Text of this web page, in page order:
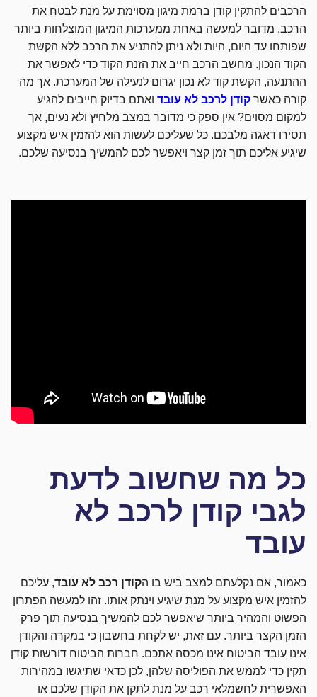
הרכבים להתקין קודן ברמת מיגון מסוימת על מנת לבטח את
הרכב. מדובר למעשה באחת ממערכות המיגון המוצלחות ביותר
שפותחו עד היום, היות ולא ניתן להתניע את הרכב ללא הקשת
הקוד הנכון. מחשב הרכב חייב את הזנת הקוד כדי לאפשר את
ההתנעה, הקשת קוד לא נכון יגרום לנעילה של המערכת. אך מה
קורה כאשר קודן לרכב לא עובד ואתם בדיוק חייבים להגיע
למקום מסוים? אין ספק כי מדובר במצב מלחיץ ולא נעים, אך
תסירו דאגה מלבכם. כל שעליכם לעשות הוא להזמין איש מקצוע
שיגיע אליכם תוך זמן קצר ויאפשר לכם להמשיך בנסיעה שלכם.
כל מה שחשוב לדעת
לגבי קודן לרכב לא
עובד
כאמור, אם נקלעתם למצב ביש בו הקודן רכב לא עובד, עליכם
להזמין איש מקצוע על מנת שיגיע וינתק אותו. זהו למעשה הפתרון
הפשוט והמהיר ביותר שיאפשר לכם להמשיך בנסיעה תוך פרק
הזמן הקצר ביותר. עם זאת, יש לקחת בחשבון כי במקרה והקודן
אינו עובד הביטוח אינו מכסה אתכם. חברות הביטוח דורשות קודן
תקין כדי לממש את הפוליסה שלהן, לכן כדאי שתיגשו במהירות
האפשרית לחשמלאי רכב על מנת לתקן את הקודן שלכם או